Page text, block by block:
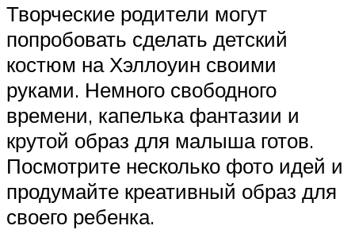
Творческие родители могут
попробовать сделать детский
костюм на Хэллоуин своими
руками. Немного свободного
времени, капелька фантазии и
крутой образ для малыша готов.
Посмотрите несколько фото идей и
продумайте креативный образ для
своего ребенка.